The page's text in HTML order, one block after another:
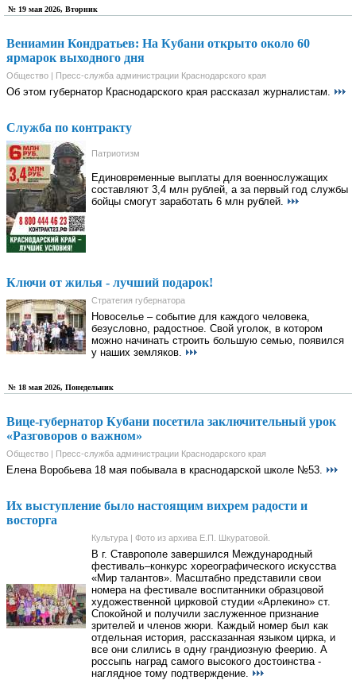
№ 19 мая 2026, Вторник
Вениамин Кондратьев: На Кубани открыто около 60
ярмарок выходного дня
Общество | Пресс-служба администрации Краснодарского края
Об этом губернатор Краснодарского края рассказал журналистам.
Служба по контракту
Патриотизм
Единовременные выплаты для военнослужащих
составляют 3,4 млн рублей, а за первый год службы
бойцы смогут заработать 6 млн рублей.
Ключи от жилья - лучший подарок!
Стратегия губернатора
Новоселье – событие для каждого человека,
безусловно, радостное. Свой уголок, в котором
можно начинать строить большую семью, появился
у наших земляков.
№ 18 мая 2026, Понедельник
Вице-губернатор Кубани посетила заключительный урок
«Разговоров о важном»
Общество | Пресс-служба администрации Краснодарского края
Елена Воробьева 18 мая побывала в краснодарской школе №53.
Их выступление было настоящим вихрем радости и
восторга
Культура | Фото из архива Е.П. Шкуратовой.
В г. Ставрополе завершился Международный
фестиваль–конкурс хореографического искусства
«Мир талантов». Масштабно представили свои
номера на фестивале воспитанники образцовой
художественной цирковой студии «Арлекино» ст.
Спокойной и получили заслуженное признание
зрителей и членов жюри. Каждый номер был как
отдельная история, рассказанная языком цирка, и
все они слились в одну грандиозную феерию. А
россыпь наград самого высокого достоинства -
наглядное тому подтверждение.